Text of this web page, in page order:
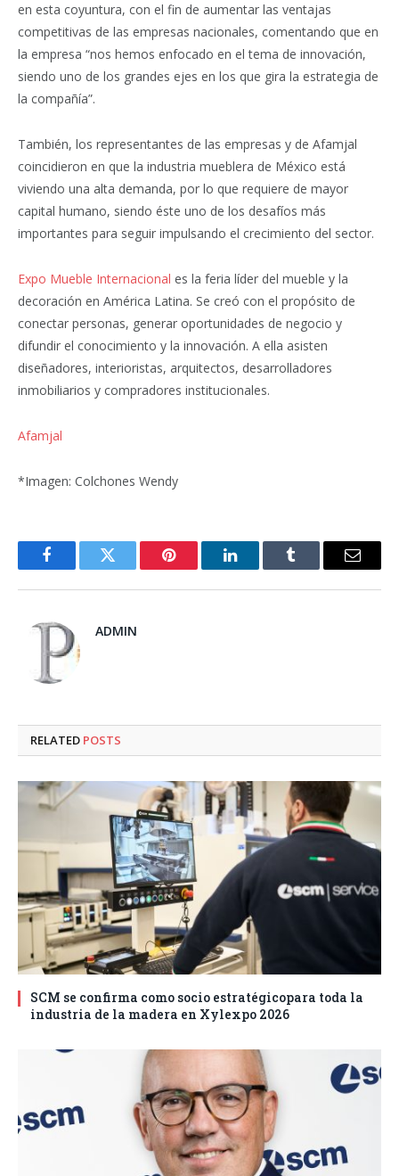
en esta coyuntura, con el fin de aumentar las ventajas
competitivas de las empresas nacionales, comentando que en
la empresa “nos hemos enfocado en el tema de innovación,
siendo uno de los grandes ejes en los que gira la estrategia de
la compañía”.
También, los representantes de las empresas y de Afamjal
coincidieron en que la industria mueblera de México está
viviendo una alta demanda, por lo que requiere de mayor
capital humano, siendo éste uno de los desafíos más
importantes para seguir impulsando el crecimiento del sector.
Expo Mueble Internacional es la feria líder del mueble y la
decoración en América Latina. Se creó con el propósito de
conectar personas, generar oportunidades de negocio y
difundir el conocimiento y la innovación. A ella asisten
diseñadores, interioristas, arquitectos, desarrolladores
inmobiliarios y compradores institucionales.
Afamjal
*Imagen: Colchones Wendy
FacebookTwitter Pinterest LinkedInTumblr Email
ADMIN
RELATED POSTS
SCM se confirma como socio estratégicopara toda la
industria de la madera en Xylexpo 2026